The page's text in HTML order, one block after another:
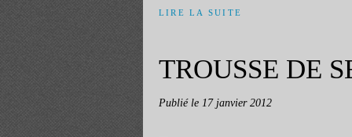
LIRE LA SUITE
TROUSSE DE
Publié le 17 janvier 2012